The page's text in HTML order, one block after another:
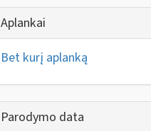
Aplankai
Bet kurį aplanką
Parodymo data